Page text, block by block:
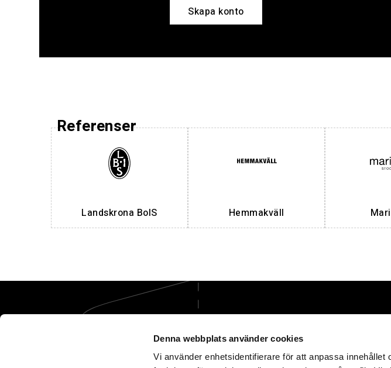
Denna webbplats använder cookies
Vi använder enhetsidentifierare för att anpassa innehållet
Skapa konto
Referenser
Landskrona BoIS Hemmakväll
Förpackningar